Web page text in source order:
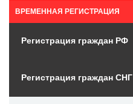
ВРЕМЕННАЯ РЕГИСТРАЦИЯ
Регистрация граждан РФ
Регистрация граждан СНГ